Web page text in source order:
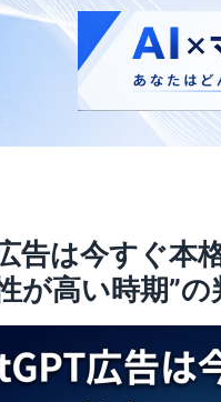
告は今すぐ本
が高い時期”の